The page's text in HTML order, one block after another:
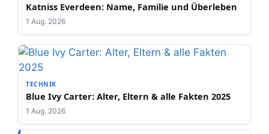
Katniss Everdeen: Name, Familie und Überleben
1 Aug. 2026
TECHNIK
Blue Ivy Carter: Alter, Eltern & alle Fakten 2025
1 Aug. 2026